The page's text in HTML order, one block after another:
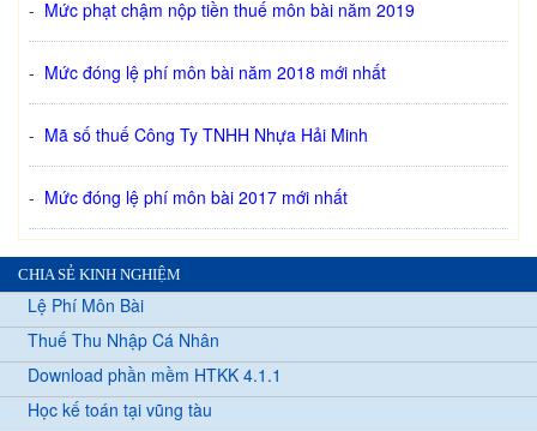
- Mức phạt chậm nộp tiền thuế môn bài năm 2019
- Mức đóng lệ phí môn bài năm 2018 mới nhất
- Mã số thuế Công Ty TNHH Nhựa Hải Minh
- Mức đóng lệ phí môn bài 2017 mới nhất
CHIA SẺ KINH NGHIỆM
Lệ Phí Môn Bài
Thuế Thu Nhập Cá Nhân
Download phần mềm HTKK 4.1.1
Học kế toán tại vũng tàu